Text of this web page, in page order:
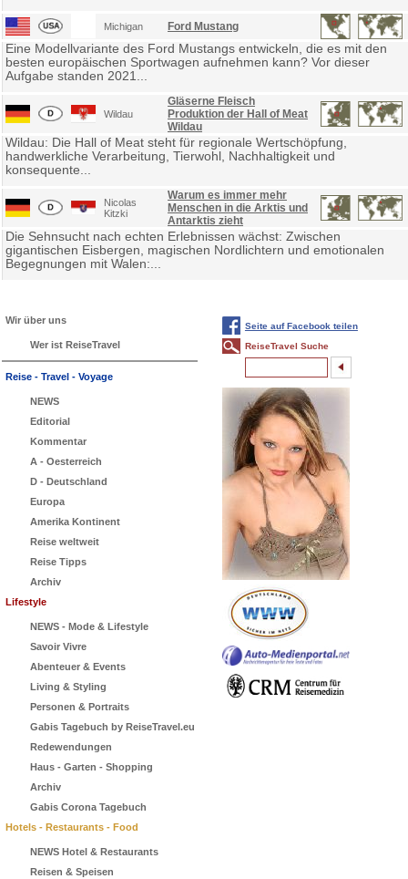
Michigan Ford Mustang
Eine Modellvariante des Ford Mustangs entwickeln, die es mit den
besten europäischen Sportwagen aufnehmen kann? Vor dieser
Aufgabe standen 2021...
Wildau
Gläserne Fleisch
Produktion der Hall of Meat
Wildau
Wildau: Die Hall of Meat steht für regionale Wertschöpfung,
handwerkliche Verarbeitung, Tierwohl, Nachhaltigkeit und
konsequente...
Nicolas
Kitzki
Warum es immer mehr
Menschen in die Arktis und
Antarktis zieht
Die Sehnsucht nach echten Erlebnissen wächst: Zwischen
gigantischen Eisbergen, magischen Nordlichtern und emotionalen
Begegnungen mit Walen:...
Wir über uns
Wer ist ReiseTravel
Reise - Travel - Voyage
NEWS
Editorial
Kommentar
A - Oesterreich
D - Deutschland
Europa
Amerika Kontinent
Reise weltweit
Reise Tipps
Archiv
Lifestyle
NEWS - Mode & Lifestyle
Savoir Vivre
Abenteuer & Events
Living & Styling
Personen & Portraits
Gabis Tagebuch by ReiseTravel.eu
Redewendungen
Haus - Garten - Shopping
Archiv
Gabis Corona Tagebuch
Hotels - Restaurants - Food
NEWS Hotel & Restaurants
Reisen & Speisen
Seite auf Facebook teilen
ReiseTravel Suche